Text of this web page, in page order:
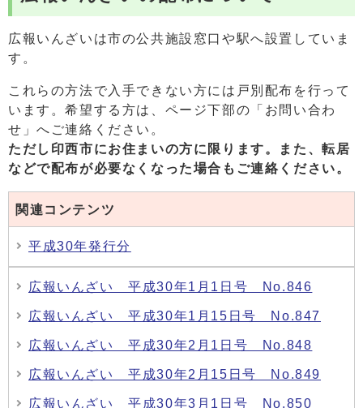
広報いんざいは市の公共施設窓口や駅へ設置していま
す。
これらの方法で入手できない方には戸別配布を行って
います。希望する方は、ページ下部の「お問い合わ
せ」へご連絡ください。
ただし印西市にお住まいの方に限ります。また、転居
などで配布が必要なくなった場合もご連絡ください。
関連コンテンツ
平成30年発行分
広報いんざい 平成30年1月1日号 No.846
広報いんざい 平成30年1月15日号 No.847
広報いんざい 平成30年2月1日号 No.848
広報いんざい 平成30年2月15日号 No.849
広報いんざい 平成30年3月1日号 No.850